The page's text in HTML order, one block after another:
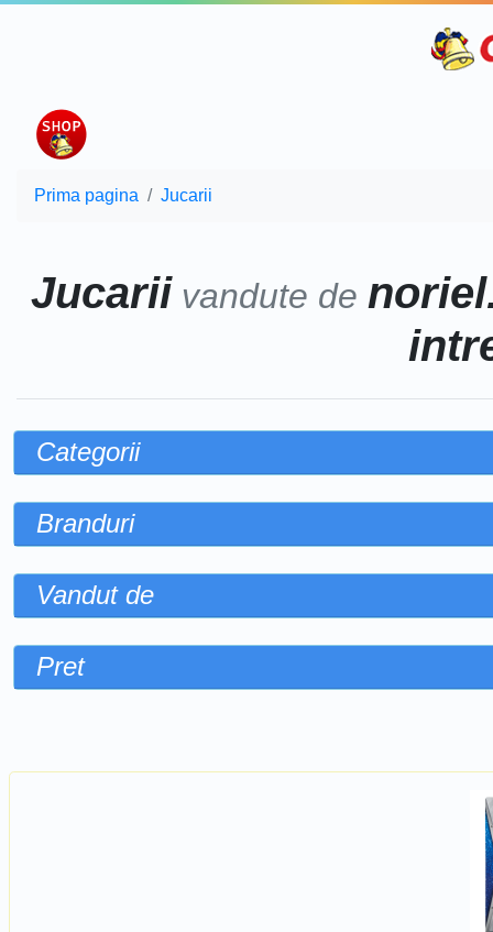
Prima pagina Jucarii
Jucarii vandute de
Categorii
Branduri
Vandut de
Pret